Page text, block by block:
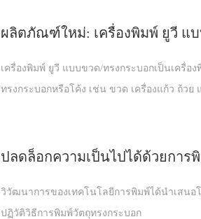
ผลิตภัณฑ์ใหม่: เครื่องพิมพ์ ยูวี แ
เครื่องพิมพ์ ยูวี แบบขวด/ทรงกระบอกเป็นเครื่
ทรงกระบอกหรือโค้ง เช่น ขวด เครื่องแก้ว ถ้ว
ปลดล็อกความเป็นไปได้ด้วยการ
วิวัฒนาการของเทคโนโลยีการพิมพ์ได้นำเสน
ปฏิวัติวิธีการพิมพ์วัตถุทรงกระบอก